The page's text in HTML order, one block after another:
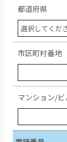
都道府県
市区町村番地
マンション/ビ